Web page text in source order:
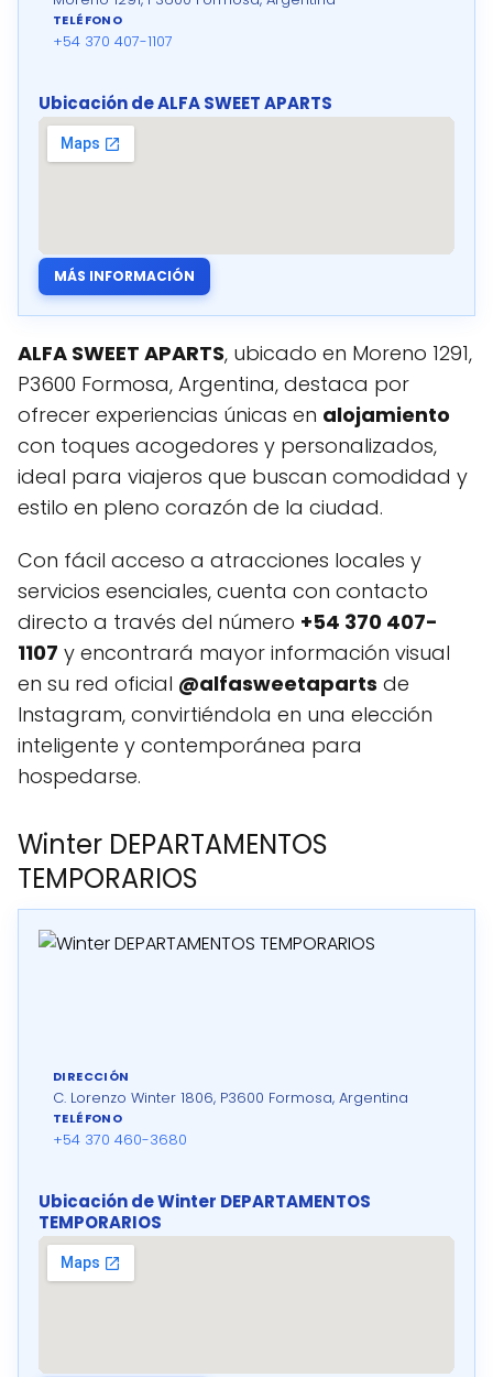
TELÉFONO
+54 370 407-1107
Ubicación de ALFA SWEET APARTS
MÁS INFORMACIÓN
ALFA SWEET APARTS, ubicado en Moreno 1291,
P3600 Formosa, Argentina, destaca por
ofrecer experiencias únicas en alojamiento
con toques acogedores y personalizados,
ideal para viajeros que buscan comodidad y
estilo en pleno corazón de la ciudad.
Con fácil acceso a atracciones locales y
servicios esenciales, cuenta con contacto
directo a través del número +54 370 407-
1107 y encontrará mayor información visual
en su red oficial @alfasweetaparts de
Instagram, convirtiéndola en una elección
inteligente y contemporánea para
hospedarse.
Winter DEPARTAMENTOS
TEMPORARIOS
DIRECCIÓN
C. Lorenzo Winter 1806, P3600 Formosa, Argentina
TELÉFONO
+54 370 460-3680
Ubicación de Winter DEPARTAMENTOS
TEMPORARIOS